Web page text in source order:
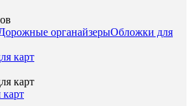
органайзерыОбложки для
карт
карт